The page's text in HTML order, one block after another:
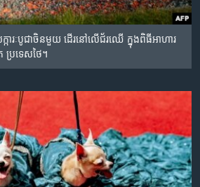
ការៈបូជា​ចិន​មួយ ដើរ​នៅ​លើ​ជ័រ​ឈើ​ ក្នុង​ពិធី​អាហារ​
រទេស​ថៃ។